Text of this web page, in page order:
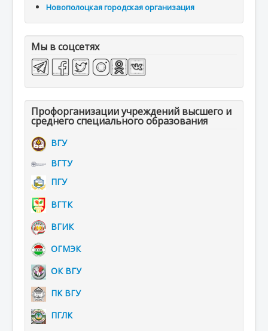
Новополоцкая городская организация
Мы в соцсетях
Профорганизации учреждений высшего и
среднего специального образования
ВГУ
ВГТУ
ПГУ
ВГТК
ВГИК
ОГМЭК
ОК ВГУ
ПК ВГУ
ПГЛК